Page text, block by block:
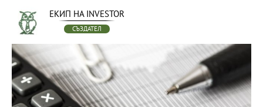
ЕКИП НА INVESTOR
СЪЗДАТЕЛ